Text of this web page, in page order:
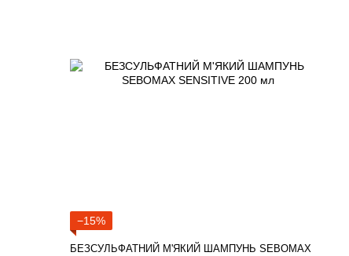
−15%
БЕЗСУЛЬФАТНИЙ М'ЯКИЙ ШАМПУНЬ SEBOMAX